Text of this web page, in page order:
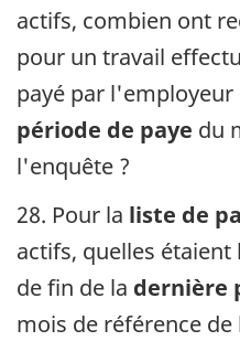
actifs, combien ont
pour un travail
payé par l'employeur
période de paye du
l'enquête ?
28. Pour la liste de
actifs, quelles
de fin de la dernière
mois de référence